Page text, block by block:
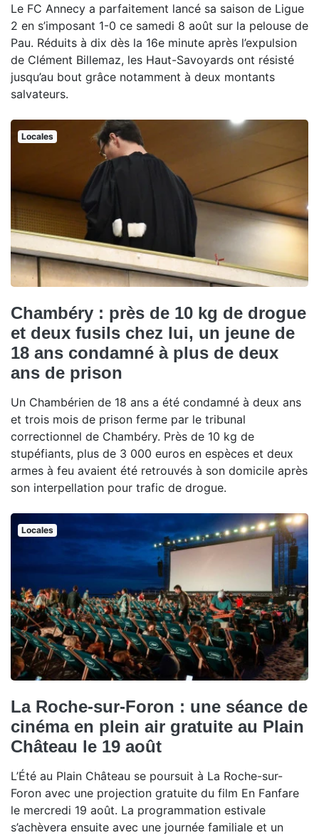
Le FC Annecy a parfaitement lancé sa saison de Ligue
2 en s’imposant 1-0 ce samedi 8 août sur la pelouse de
Pau. Réduits à dix dès la 16e minute après l’expulsion
de Clément Billemaz, les Haut-Savoyards ont résisté
jusqu’au bout grâce notamment à deux montants
salvateurs.
Locales
Chambéry : près de 10 kg de drogue
et deux fusils chez lui, un jeune de
18 ans condamné à plus de deux
ans de prison
Un Chambérien de 18 ans a été condamné à deux ans
et trois mois de prison ferme par le tribunal
correctionnel de Chambéry. Près de 10 kg de
stupéfiants, plus de 3 000 euros en espèces et deux
armes à feu avaient été retrouvés à son domicile après
son interpellation pour trafic de drogue.
Locales
La Roche-sur-Foron : une séance de
cinéma en plein air gratuite au Plain
Château le 19 août
L’Été au Plain Château se poursuit à La Roche-sur-
Foron avec une projection gratuite du film En Fanfare
le mercredi 19 août. La programmation estivale
s’achèvera ensuite avec une journée familiale et un